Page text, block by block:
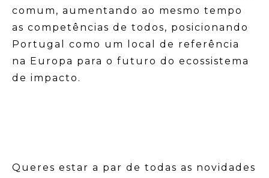
comum, aumentando ao mesmo tempo
as competências de todos, posicionando
Portugal como um local de referência
na Europa para o futuro do ecossistema
de impacto.
Queres estar a par de todas as novidades